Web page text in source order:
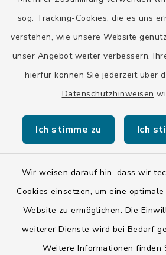
sog. Tracking-Cookies, die es uns
verstehen, wie unsere Website
unser Angebot weiter verbessern.
hierfür können Sie jederzeit über
Datenschutzhinweisen
Ich stimme zu Ich
Wir weisen darauf hin, dass wir
Cookies einsetzen, um eine
Website zu ermöglichen. Die
weiterer Dienste wird bei Bedarf
Weitere Informationen finden
Stadt Wolfratshausen
Kontakt
Impressum
ISIS 12